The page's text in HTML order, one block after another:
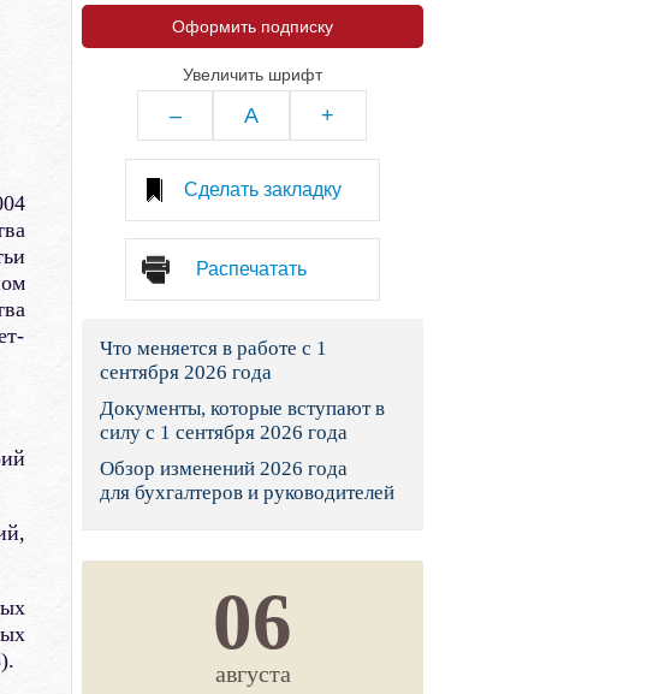
Президент: законы и указы
Роструд
Социальный фонд России
Суд общей юрисдикции
Федеральная налоговая служба
Фонд социального страхования
Остальные ведомства
Оформить подписку
Увеличить шрифт
– A +
Сделать закладку
Распечатать
Что меняется в работе с 1
сентября 2026 года
Документы, которые вступают в
силу с 1 сентября 2026 года
Обзор изменений 2026 года
для бухгалтеров и руководителей
06
августа